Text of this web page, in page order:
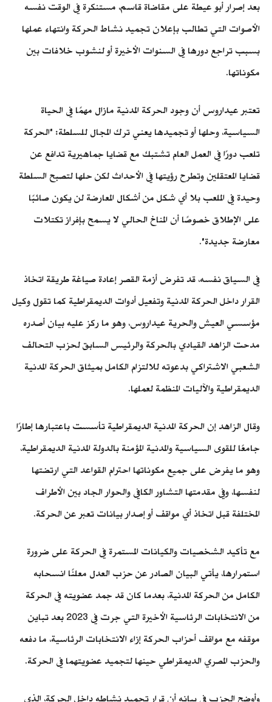
بعد إصرار أبو عيطة على مقاضاة قاسم، مستنكرة في الوقت نفسه
الأصوات التي تطالب بإعلان تجميد نشاط الحركة وانتهاء عملها
بسبب تراجع دورها في السنوات الأخيرة أو لنشوب خلافات بين
مكوناتها.
تعتبر عيداروس أن وجود الحركة المدنية مازال مهمًا في الحياة
السياسية، وحلها أو تجميدها يعني ترك المجال للسلطة: "الحركة
تلعب دورًا في العمل العام تشتبك مع قضايا جماهيرية تدافع عن
قضايا المعتقلين وتطرح رؤيتها في الأحداث لكن حلها لتصبح السلطة
وحيدة في الملعب بلا أي شكل من أشكال المعارضة لن يكون صائبًا
على الإطلاق خصوصًا أن المناخ الحالي لا يسمح بإفراز تكتلات
معارضة جديدة".
في السياق نفسه، قد تفرض أزمة القصر إعادة صياغة طريقة اتخاذ
القرار داخل الحركة المدنية وتفعيل أدوات الديمقراطية كما تقول وكيل
مؤسسي العيش والحرية عيداروس، وهو ما ركز عليه بيان أصدره
مدحت الزاهد القيادي بالحركة والرئيس السابق لحزب التحالف
الشعبي الاشتراكي بدعوته للالتزام الكامل بميثاق الحركة المدنية
الديمقراطية والآليات المنظمة لعملها.
وقال الزاهد إن الحركة المدنية الديمقراطية تأسست باعتبارها إطارًا
جامعًا للقوى السياسية والمدنية المؤمنة بالدولة المدنية الديمقراطية،
وهو ما يفرض على جميع مكوناتها احترام القواعد التي ارتضتها
لنفسها، وفي مقدمتها التشاور الكافي والحوار الجاد بين الأطراف
المختلفة قبل اتخاذ أي مواقف أو إصدار بيانات تعبر عن الحركة.
مع تأكيد الشخصيات والكيانات المستمرة في الحركة على ضرورة
استمرارها، يأتي البيان الصادر عن حزب العدل معلنًا انسحابه
الكامل من الحركة المدنية، بعدما كان قد جمد عضويته في الحركة
من الانتخابات الرئاسية الأخيرة التي جرت في 2023 بعد تباين
موقفه مع مواقف أحزاب الحركة إزاء الانتخابات الرئاسية، ما دفعه
والحزب المصري الديمقراطي حينها لتجميد عضويتهما في الحركة.
وأوضح الحزب في بيانه أن قرار تجميد نشاطه داخل الحركة، الذي